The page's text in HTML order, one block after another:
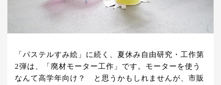
「パステルすみ絵」に続く、夏休み自由研究・工作第
2弾は、「廃材モーター工作」です。モーターを使う
なんて高学年向け？ と思うかもしれませんが、市販